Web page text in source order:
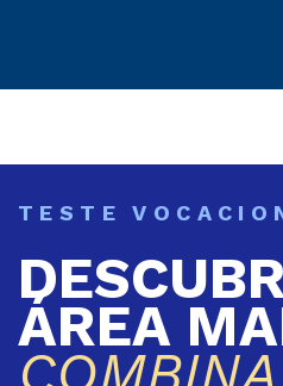
TESTE
ÁREA